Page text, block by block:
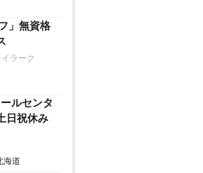
」無資格
ラーク
ルセンタ
日祝休み
海道